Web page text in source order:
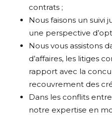
contrats ;
Nous faisons un suivi
une perspective
Nous vous assistons
d’affaires, les litiges
rapport avec la
recouvrement des
Dans les conflits
notre expertise en